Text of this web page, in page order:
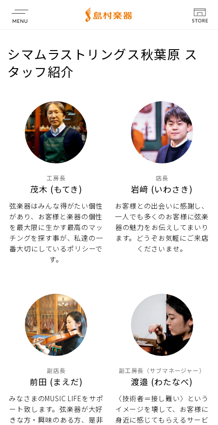
店舗情報
シマムラストリングス秋葉原 ス
タッフ紹介
工房長
茂木 (もてき)
弦楽器はみんな得がたい個性
があり、お客様と楽器の個性
を最大限に生かす最高のマッ
チングを探す事が、私達の一
番大切にしているポリシーで
す。
店長
岩﨑 (いわさき)
お客様との出会いに感謝し、
一人でも多くのお客様に弦楽
器の魅力をお伝えしてまいり
ます。どうぞお気軽にご来店
くださいませ。
副店長
前田 (まえだ)
みなさまのMUSIC LIFEをサポ
ート致します。弦楽器が大好
きな方・興味のある方、是非
副工房長（サブマネージャー）
渡邉 (わたなべ)
〈技術者＝接し難い〉という
イメージを壊して、お客様に
身近に感じてもらえるサービ